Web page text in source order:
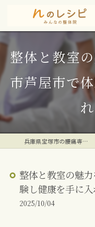
整体と教室
市芦屋市で
兵庫県宝塚市の腰痛専門整体院ならｎのレシピみんなの整体院
整体と教室の魅
験し健康を手に
2025/10/04